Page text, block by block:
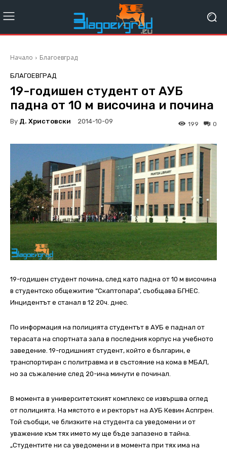
Начало Благоевград
БЛАГОЕВГРАД
19-годишен студент от АУБ
падна от 10 м височина и почина
By Д. Христовски 2014-10-09 0
199
19-годишен студент почина, след като падна от 10 м височина
в студентскo общежитие “Скаптопара”, съобщава БГНЕС.
Инцидентът е станал в 12 20ч. днес.
По информация на полицията студентът в АУБ е паднал от
терасата на спортната зала в последния корпус на учебното
заведение. 19-годишният студент, който е българин, е
транспортиран с политравма и в състояние на кома в МБАЛ,
но за съжаление след 20-ина минути е починал.
В момента в университетският комплекс се извършва оглед
от полицията. На мястото е и ректорът на АУБ Кевин Аспгрен.
Той съобщи, че близките на студента са уведомени и от
уважение към тях името му ще бъде запазено в тайна.
„Студентите ни са уведомени и в момента при тях има на